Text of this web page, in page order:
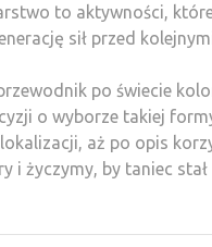
to aktywności,
sił przed
po świecie
o wyborze takiej
aż po opis
życzymy, by taniec stał